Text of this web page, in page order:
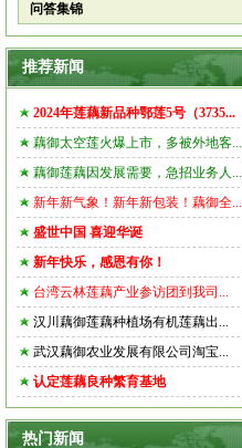
问答集锦
推荐新闻
2024年莲藕新品种鄂莲5号（3735...
藕御太空莲火爆上市，多被外地客...
藕御莲藕因发展需要，急招业务人...
新年新气象！新年新包装！藕御全...
盛世中国 喜迎华诞
新年快乐，感恩有你！
台湾云林莲藕产业参访团到我司...
汉川藕御莲藕种植场有机莲藕出...
武汉藕御农业发展有限公司淘宝...
认定莲藕良种繁育基地
热门新闻